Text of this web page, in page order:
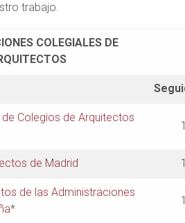
trabajo.
COLEGIALES DE
Colegios de Arquitectos
de Madrid
de las Administraciones
*